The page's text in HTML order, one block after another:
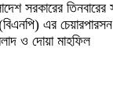
সরকারের তিনবারের
এর
ও দোয়া মাহফিল